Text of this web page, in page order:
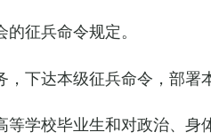
征兵命令规定。
下达本级征兵命令，部署
学校毕业生和对政治、